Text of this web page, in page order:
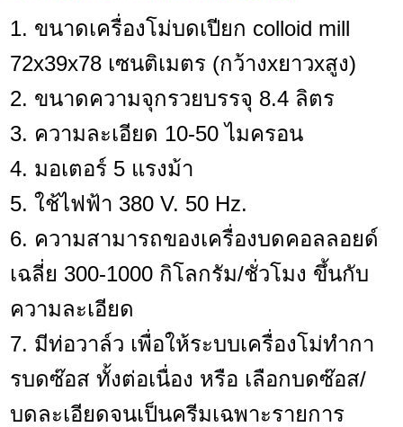
1. ขนาดเครื่องโม่บดเปียก colloid mill
72x39x78 เซนติเมตร (กว้างxยาวxสูง)
2. ขนาดความจุกรวยบรรจุ 8.4 ลิตร
3. ความละเอียด 10-50 ไมครอน
4. มอเตอร์ 5 แรงม้า
5. ใช้ไฟฟ้า 380 V. 50 Hz.
6. ความสามารถของเครื่องบดคอลลอยด์
เฉลี่ย 300-1000 กิโลกรัม/ชั่วโมง ขึ้นกับ
ความละเอียด
7. มีท่อวาล์ว เพื่อให้ระบบเครื่องโม่ทำกา
รบดซ๊อส ทั้งต่อเนื่อง หรือ เลือกบดซ๊อส/
บดละเอียดจนเป็นครีมเฉพาะรายการ